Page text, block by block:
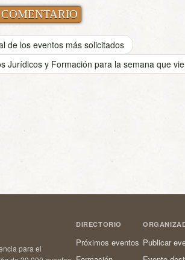
de los eventos más solicitados
Jurídicos y Formación para la semana que
para el
DIRECTORIO
Próximos eventos Publicar